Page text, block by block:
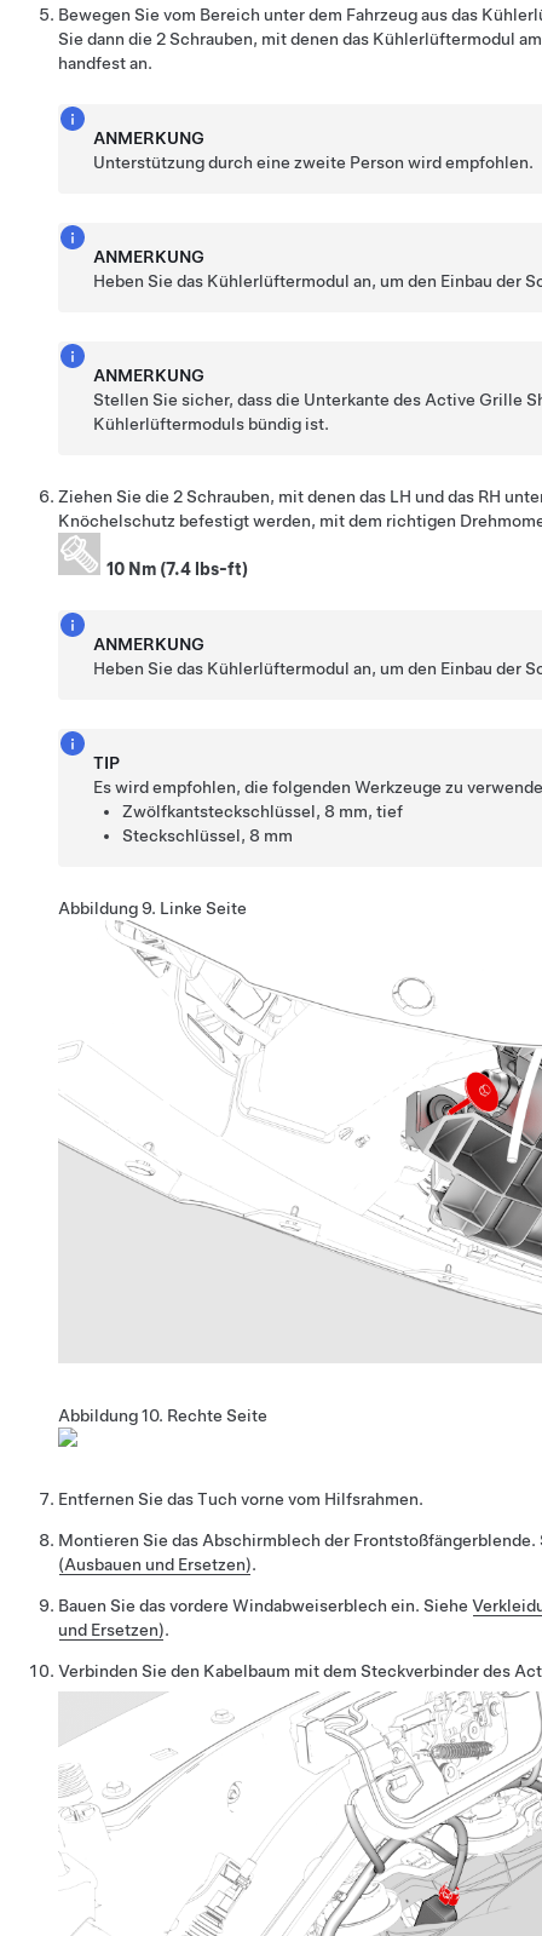
Bewegen Sie vom Bereich unter dem Fahrzeug aus das
Sie dann die 2 Schrauben, mit denen das Kühlerlüftermodul
handfest an.
ANMERKUNG
Unterstützung durch eine zweite Person wird empfohlen.
ANMERKUNG
Heben Sie das Kühlerlüftermodul an, um den Einbau der
ANMERKUNG
Stellen Sie sicher, dass die Unterkante des Active Grille
Kühlerlüftermoduls bündig ist.
Ziehen Sie die 2 Schrauben, mit denen das LH und das RH
Knöchelschutz befestigt werden, mit dem richtigen
10 Nm (7.4 lbs-ft)
ANMERKUNG
Heben Sie das Kühlerlüftermodul an, um den Einbau der
TIP
Es wird empfohlen, die folgenden Werkzeuge zu
Zwölfkantsteckschlüssel, 8 mm, tief
Steckschlüssel, 8 mm
Abbildung 9. Linke Seite
Abbildung 10. Rechte Seite
Entfernen Sie das Tuch vorne vom Hilfsrahmen.
Montieren Sie das Abschirmblech der
(Ausbauen und Ersetzen).
Bauen Sie das vordere Windabweiserblech ein. Siehe
und Ersetzen).
Verbinden Sie den Kabelbaum mit dem Steckverbinder des